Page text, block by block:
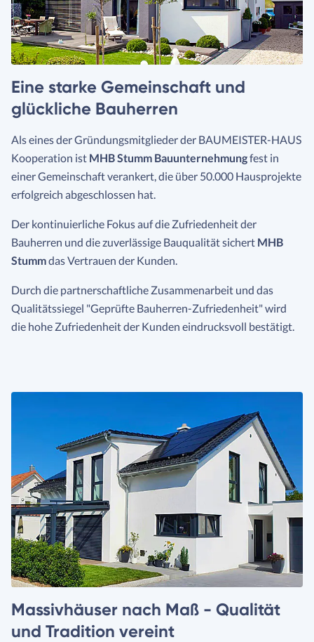
Eine starke Gemeinschaft und
glückliche Bauherren
Als eines der Gründungsmitglieder der BAUMEISTER-HAUS
Kooperation ist MHB Stumm Bauunternehmungfest in
einer Gemeinschaft verankert, die über 50.000 Hausprojekte
erfolgreich abgeschlossen hat.
Der kontinuierliche Fokus auf die Zufriedenheit der
Bauherren und die zuverlässige Bauqualität sichert MHB
Stummdas Vertrauen der Kunden.
Durch die partnerschaftliche Zusammenarbeit und das
Qualitätssiegel "Geprüfte Bauherren-Zufriedenheit" wird
die hohe Zufriedenheit der Kunden eindrucksvoll bestätigt.
Massivhäuser nach Maß - Qualität
und Tradition vereint